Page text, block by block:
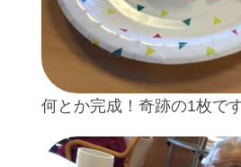
何とか完成！奇跡の1枚で